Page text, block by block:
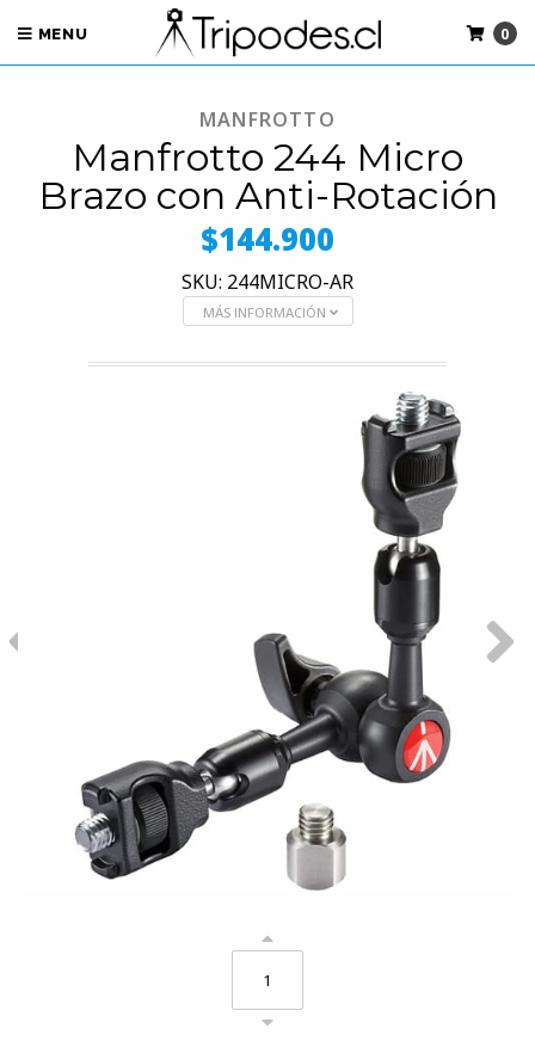
MENU 0
MANFROTTO
Manfrotto 244 Micro
Brazo con Anti-Rotación
$144.900
SKU: 244MICRO-AR
MÁS INFORMACIÓN